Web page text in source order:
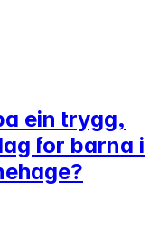
ein trygg,
for barna i